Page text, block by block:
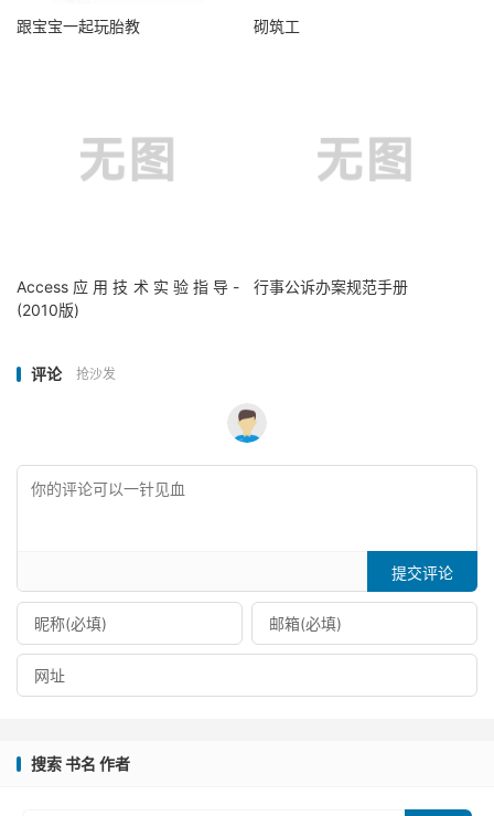
跟宝宝一起玩胎教 砌筑工
Access应用技术实验指导-
(2010版)
行事公诉办案规范手册
评论 抢沙发
提交评论
搜索 书名 作者